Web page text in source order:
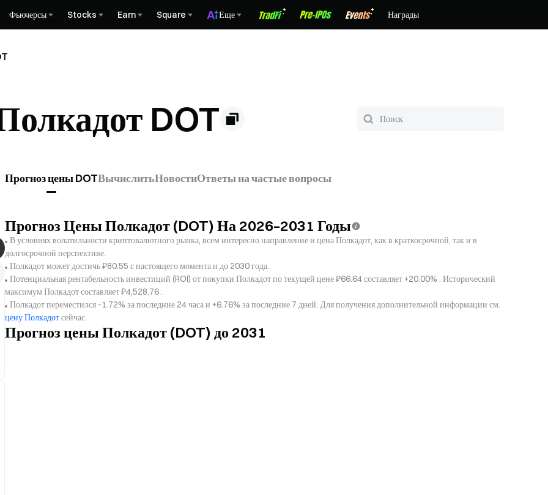
Фьючерсы Stocks Earn Square Еще Награды
DOT
Прогноз цены DOTВычислитьНовостиОтветы на частые вопросы
Прогноз Цены Полкадот (DOT) На 2026–2031 Годы
В условиях волатильности криптовалютного рынка, всем интересно направление и цена Полкадот, как в краткосрочной, так и в
долгосрочной перспективе.
Полкадот может достичь ₽80.55 с настоящего момента и до 2030 года.
Потенциальная рентабельность инвестиций (ROI) от покупки Полкадот по текущей цене ₽66.64 составляет +20.00% . Исторический
максимум Полкадот составляет ₽4,528.76 .
Полкадот переместился -1.72% за последние 24 часа и +6.76% за последние 7 дней. Для получения дополнительной информации см.
цену Полкадотсейчас.
Прогноз цены Полкадот (DOT) до 2031